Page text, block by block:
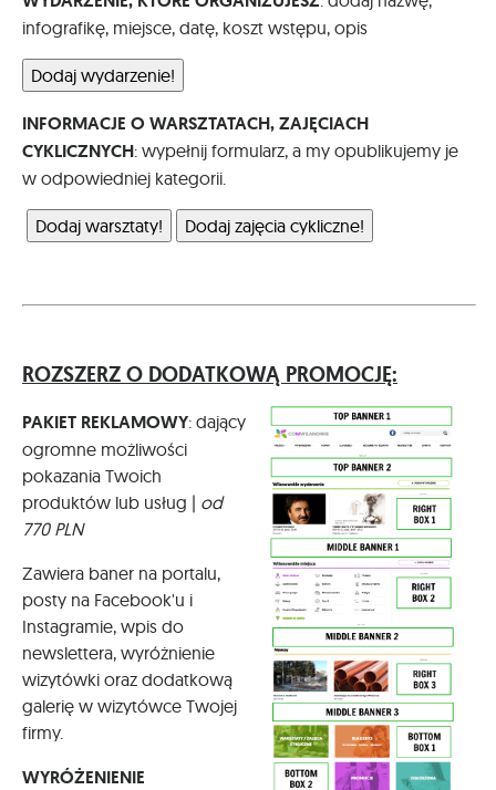
infografikę, miejsce, datę, koszt wstępu, opis
Dodaj wydarzenie!
INFORMACJE O WARSZTATACH, ZAJĘCIACH
CYKLICZNYCH: wypełnij formularz, a my opublikujemy je
w odpowiedniej kategorii.
Dodaj warsztaty! Dodaj zajęcia cykliczne!
ROZSZERZ O DODATKOWĄ PROMOCJĘ:
PAKIET REKLAMOWY: dający
ogromne możliwości
pokazania Twoich
produktów lub usług | od
770 PLN
Zawiera baner na portalu,
posty na Facebook'u i
Instagramie, wpis do
newslettera, wyróżnienie
wizytówki oraz dodatkową
galerię w wizytówce Twojej
firmy.
WYRÓŻENIENIE